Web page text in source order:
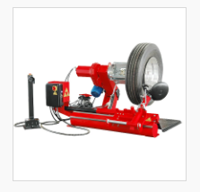
ножичен подемник
подемник за кола